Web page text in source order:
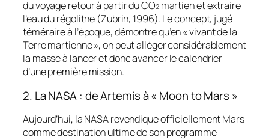
du voyage retour à partir du CO₂ martien et extraire
l’eau du régolithe (Zubrin, 1996). Le concept, jugé
téméraire à l’époque, démontre qu’en « vivant de la
Terre martienne », on peut alléger considérablement
la masse à lancer et donc avancer le calendrier
d’une première mission.
2. La NASA : de Artemis à « Moon to Mars »
Aujourd’hui, la NASA revendique officiellement Mars
comme destination ultime de son programme